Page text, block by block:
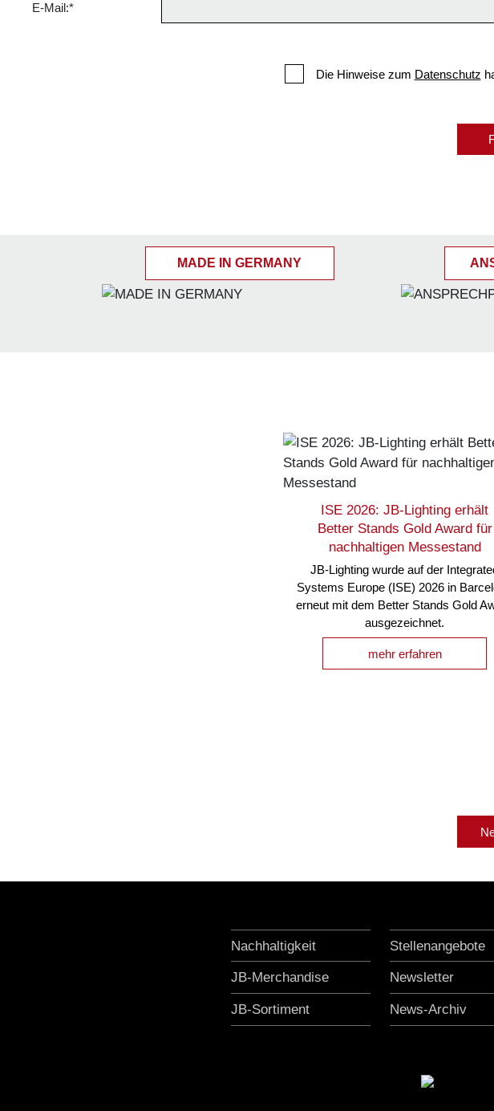
E-Mail:*
Die Hinweise zum Datenschutz
MADE IN GERMANY
ISE 2026: JB-Lighting erhält
Better Stands Gold Award für
nachhaltigen Messestand
JB-Lighting wurde auf der
Systems Europe (ISE) 2026 in
erneut mit dem Better Stands Gold
ausgezeichnet.
mehr erfahren
Nachhaltigkeit Stellenangebote
JB-Merchandise Newsletter
JB-Sortiment News-Archiv